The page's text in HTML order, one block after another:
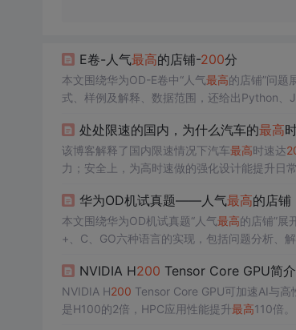
E卷-人气最高的店铺-200分
本文围绕华为OD-E卷中“人气最高的店铺”问题
式、样例及解释、数据范围，还给出Python、
处处限速的国内，为什么汽车的最高
该博客解释了国内限速情况下汽车最高时速达
力；安全上，为高时速做的强化设计能提升日
华为OD机试真题——人气最高的店铺
本文围绕华为OD机试真题“人气最高的店铺”展
+、C、GO六种语言的实现，包括问题分析、
NVIDIA H200 Tensor Core GPU简介
NVIDIA H200 Tensor Core GPU可加速AI与
是H100的2倍，HPC应用性能提升最高110倍